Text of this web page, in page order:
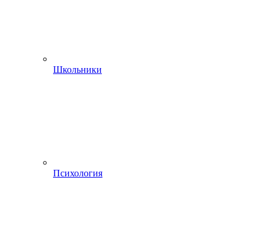
Школьники
Психология